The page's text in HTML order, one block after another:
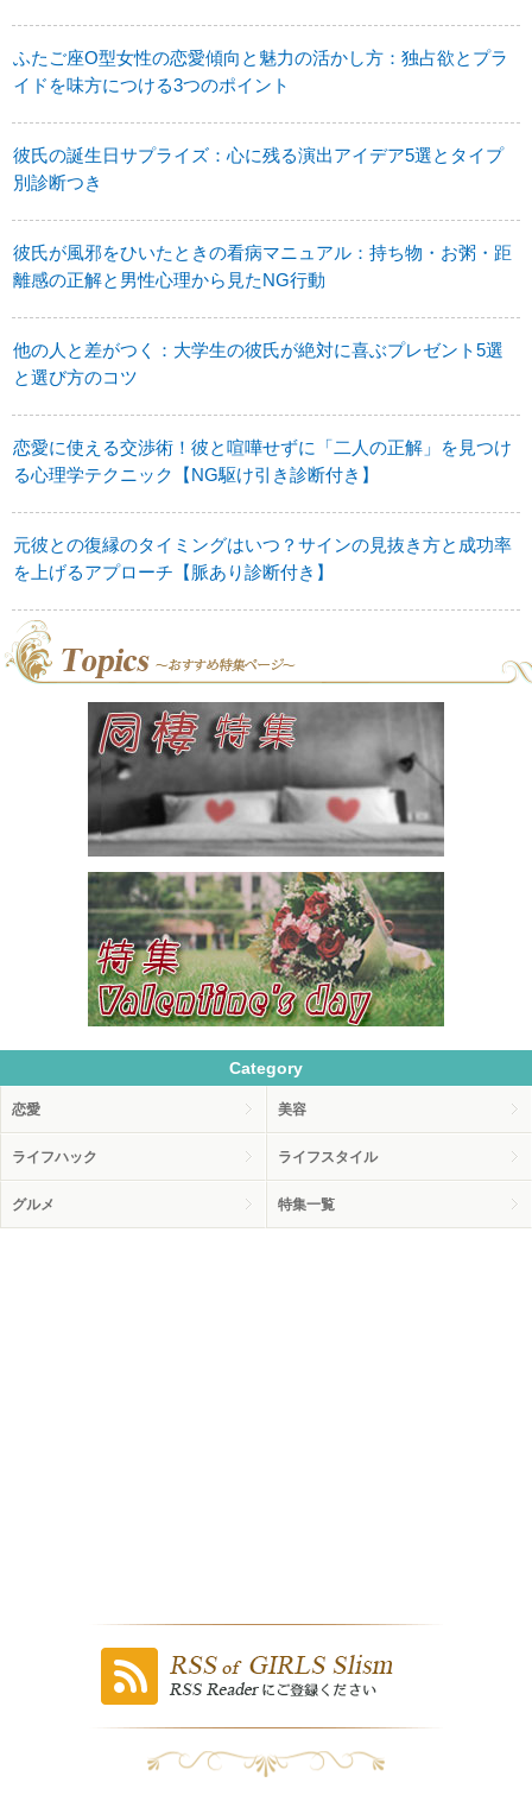
ふたご座O型女性の恋愛傾向と魅力の活かし方：独占欲とプラ
イドを味方につける3つのポイント
彼氏の誕生日サプライズ：心に残る演出アイデア5選とタイプ
別診断つき
彼氏が風邪をひいたときの看病マニュアル：持ち物・お粥・距
離感の正解と男性心理から見たNG行動
他の人と差がつく：大学生の彼氏が絶対に喜ぶプレゼント5選
と選び方のコツ
恋愛に使える交渉術！彼と喧嘩せずに「二人の正解」を見つけ
る心理学テクニック【NG駆け引き診断付き】
元彼との復縁のタイミングはいつ？サインの見抜き方と成功率
を上げるアプローチ【脈あり診断付き】
Category
恋愛 美容
ライフハック ライフスタイル
グルメ 特集一覧